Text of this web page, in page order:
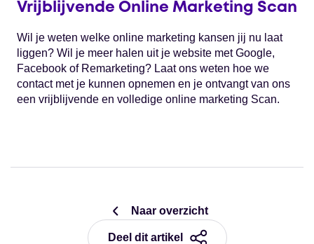
Vrijblijvende Online Marketing Scan
Wil je weten welke online marketing kansen jij nu laat
liggen? Wil je meer halen uit je website met Google,
Facebook of Remarketing? Laat ons weten hoe we
contact met je kunnen opnemen en je ontvangt van ons
een vrijblijvende en volledige online marketing Scan.
Naar overzicht
Deel dit artikel